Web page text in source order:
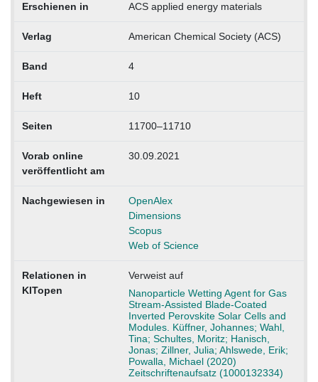
Erschienen in ACS applied energy materials
Verlag American Chemical Society (ACS)
Band 4
Heft 10
Seiten 11700–11710
Vorab online
veröffentlicht am
30.09.2021
Nachgewiesen in
OpenAlex
Dimensions
Scopus
Web of Science
Relationen in
KITopen
Verweist auf
Nanoparticle Wetting Agent for Gas
Stream-Assisted Blade-Coated
Inverted Perovskite Solar Cells and
Modules. Küffner, Johannes; Wahl,
Tina; Schultes, Moritz; Hanisch,
Jonas; Zillner, Julia; Ahlswede, Erik;
Powalla, Michael (2020)
Zeitschriftenaufsatz (1000132334)